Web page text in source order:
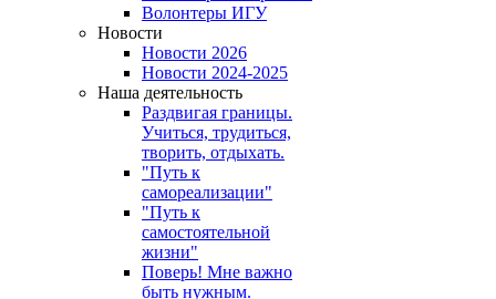
Волонтеры ИГУ
Новости
Новости 2026
Новости 2024-2025
Наша деятельность
Раздвигая границы.
Учиться, трудиться,
творить, отдыхать.
"Путь к
самореализации"
"Путь к
самостоятельной
жизни"
Поверь! Мне важно
быть нужным.